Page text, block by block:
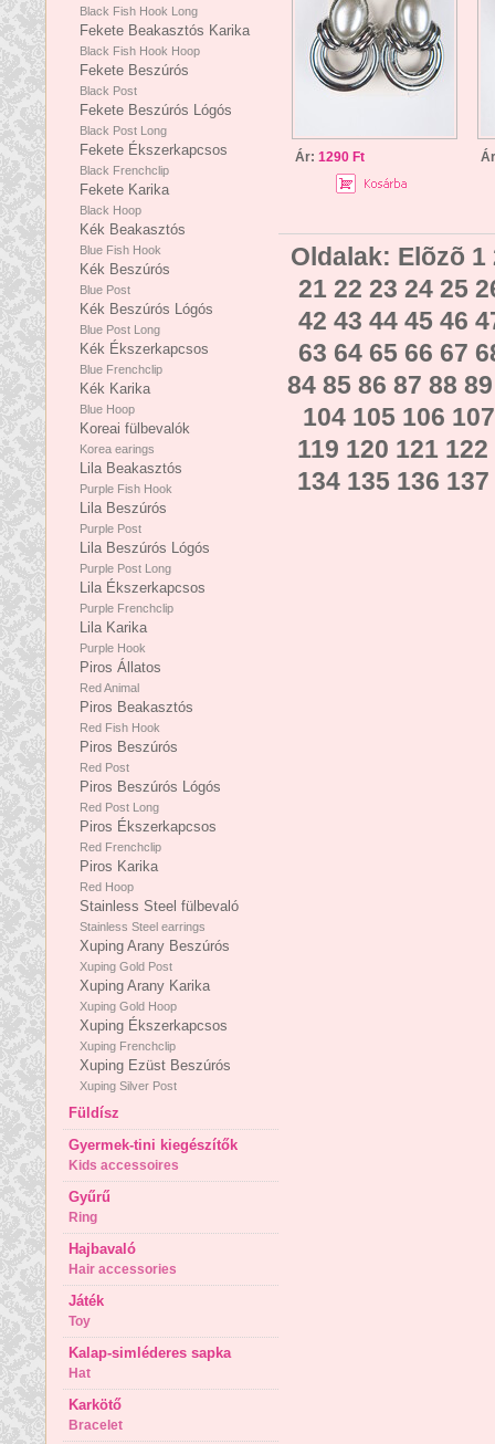
Black Fish Hook Long
Fekete Beakasztós Karika
Black Fish Hook Hoop
Fekete Beszúrós
Black Post
Fekete Beszúrós Lógós
Black Post Long
Fekete Ékszerkapcsos
Black Frenchclip
Fekete Karika
Black Hoop
Kék Beakasztós
Blue Fish Hook
Kék Beszúrós
Blue Post
Kék Beszúrós Lógós
Blue Post Long
Kék Ékszerkapcsos
Blue Frenchclip
Kék Karika
Blue Hoop
Koreai fülbevalók
Korea earings
Lila Beakasztós
Purple Fish Hook
Lila Beszúrós
Purple Post
Lila Beszúrós Lógós
Purple Post Long
Lila Ékszerkapcsos
Purple Frenchclip
Lila Karika
Purple Hook
Piros Állatos
Red Animal
Piros Beakasztós
Red Fish Hook
Piros Beszúrós
Red Post
Piros Beszúrós Lógós
Red Post Long
Piros Ékszerkapcsos
Red Frenchclip
Piros Karika
Red Hoop
Stainless Steel fülbevaló
Stainless Steel earrings
Xuping Arany Beszúrós
Xuping Gold Post
Xuping Arany Karika
Xuping Gold Hoop
Xuping Ékszerkapcsos
Xuping Frenchclip
Xuping Ezüst Beszúrós
Xuping Silver Post
Füldísz
Gyermek-tini kiegészítők
Kids accessoires
Gyűrű
Ring
Hajbavaló
Hair accessories
Játék
Toy
Kalap-simléderes sapka
Hat
Karkötő
Bracelet
Ár: 1290 Ft
Oldalak: Elõzõ 1
21 22 23 24 25
42 43 44 45 46
63 64 65 66 67
84 85 86 87 88 89
104 105 106 107
119 120 121 122
134 135 136 137